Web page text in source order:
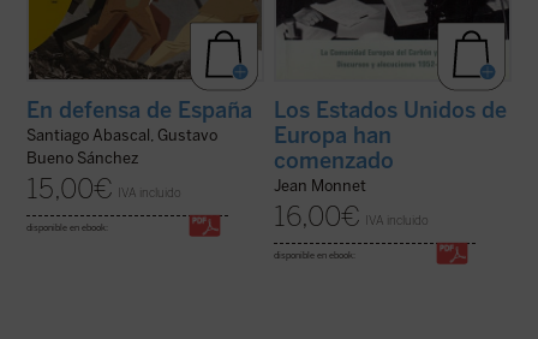
En defensa de España
Santiago Abascal, Gustavo
Bueno Sánchez
15,00€ IVA incluido
disponible en ebook:
Los Estados Unidos de
Europa han
comenzado
Jean Monnet
16,00€ IVA incluido
disponible en ebook: